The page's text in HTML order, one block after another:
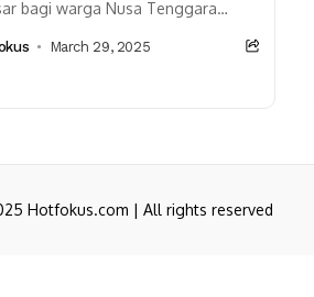
bagi warga Nusa Tenggara
langsung kekeringan,
March 29, 2025
Hotfokus.com | All rights reserved